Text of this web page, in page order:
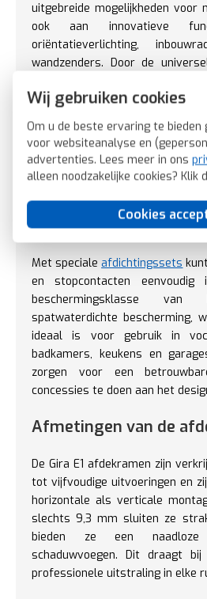
Wij gebruiken cookies
Om u de beste ervaring te bieden
voor websiteanalyse en
advertenties. Lees meer in ons
alleen noodzakelijke cookies? Klik
Cookies
uitgebreide mogelijkheden voor
ook aan innovatieve
oriëntatieverlichting,
wandzenders. Door de
en ontdek hoe u uw
personaliseren met
afdekramen. Creëer een
IP44 biedt
Met specialeafdichtingssets
en stopcontacten
beschermingsklasse
spatwaterdichte bescherming,
ideaal is voor gebruik in
badkamers, keukens en
zorgen voor een
concessies te doen aan het
Afmetingen van de
De Gira E1 afdekramen zijn
tot vijfvoudige uitvoeringen en
horizontale als verticale
slechts 9,3 mm sluiten ze
bieden ze een naadloze
schaduwvoegen. Dit draagt
professionele uitstraling in elke